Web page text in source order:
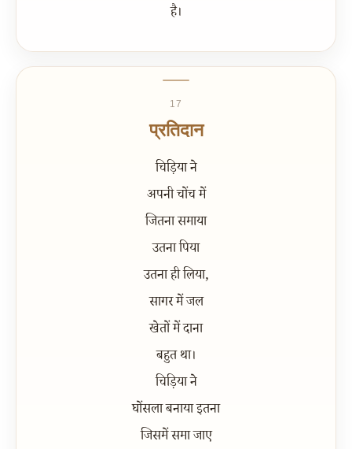
है।
17
प्रतिदान
चिड़िया ने
अपनी चोंच में
जितना समाया
उतना पिया
उतना ही लिया,
सागर में जल
खेतों में दाना
बहुत था।
चिड़िया ने
घोंसला बनाया इतना
जिसमें समा जाए